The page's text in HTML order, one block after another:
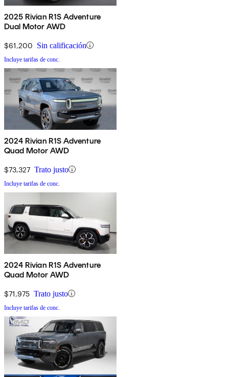
2025 Rivian R1S Adventure
Dual Motor AWD
$61,200 Sin calificación
Incluye tarifas de conc.
2024 Rivian R1S Adventure
Quad Motor AWD
$73,327 Trato justo
Incluye tarifas de conc.
2024 Rivian R1S Adventure
Quad Motor AWD
$71,975 Trato justo
Incluye tarifas de conc.